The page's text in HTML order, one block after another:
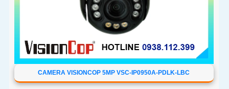
CAMERA VISIONCOP 5MP VSC-IP0950A-PDLK-LBC